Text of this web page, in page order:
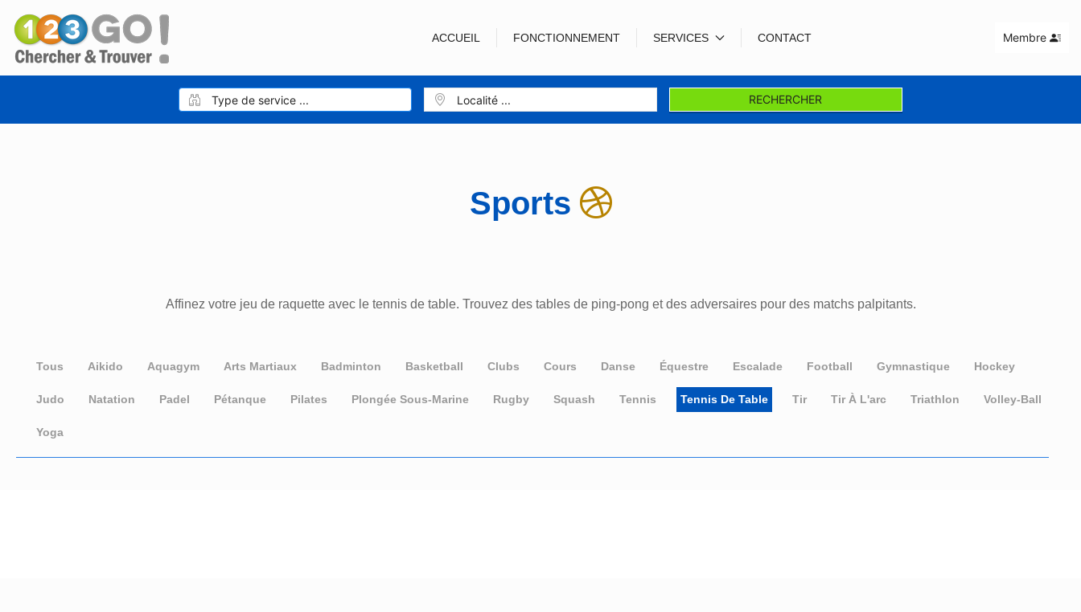
ACCUEIL FONCTIONNEMENT SERVICES CONTACT Membre
RECHERCHER
Sports
Affinez votre jeu de raquette avec le tennis de table. Trouvez des tables de ping-pong et des adversaires pour des matchs palpitants.
Tous Aikido Aquagym Arts Martiaux Badminton Basketball Clubs Cours Danse Équestre Escalade Football Gymnastique Hockey
Judo Natation Padel Pétanque Pilates Plongée Sous-Marine Rugby Squash Tennis Tennis De Table Tir Tir À L'arc Triathlon Volley-Ball
Yoga